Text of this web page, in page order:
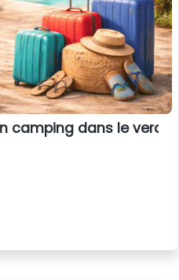
camping dans le